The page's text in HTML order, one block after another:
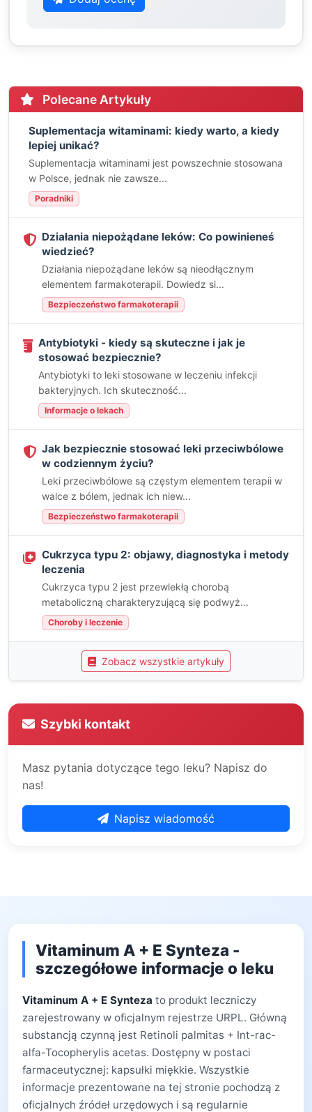
Polecane Artykuły
Suplementacja witaminami: kiedy warto, a kiedy
lepiej unikać?
Suplementacja witaminami jest powszechnie stosowana
w Polsce, jednak nie zawsze...
Poradniki
Działania niepożądane leków: Co powinieneś
wiedzieć?
Działania niepożądane leków są nieodłącznym
elementem farmakoterapii. Dowiedz si...
Bezpieczeństwo farmakoterapii
Antybiotyki - kiedy są skuteczne i jak je
stosować bezpiecznie?
Antybiotyki to leki stosowane w leczeniu infekcji
bakteryjnych. Ich skuteczność...
Informacje o lekach
Jak bezpiecznie stosować leki przeciwbólowe
w codziennym życiu?
Leki przeciwbólowe są częstym elementem terapii w
walce z bólem, jednak ich niew...
Bezpieczeństwo farmakoterapii
Cukrzyca typu 2: objawy, diagnostyka i metody
leczenia
Cukrzyca typu 2 jest przewlekłą chorobą
metaboliczną charakteryzującą się podwyż...
Choroby i leczenie
Zobacz wszystkie artykuły
Szybki kontakt
Masz pytania dotyczące tego leku? Napisz do
nas!
Napisz wiadomość
Vitaminum A + E Synteza -
szczegółowe informacje o leku
Vitaminum A + E Synteza to produkt leczniczy
zarejestrowany w oficjalnym rejestrze URPL. Główną
substancją czynną jest Retinoli palmitas + Int-rac-
alfa-Tocopherylis acetas. Dostępny w postaci
farmaceutycznej: kapsułki miękkie. Wszystkie
informacje prezentowane na tej stronie pochodzą z
oficjalnych źródeł urzędowych i są regularnie